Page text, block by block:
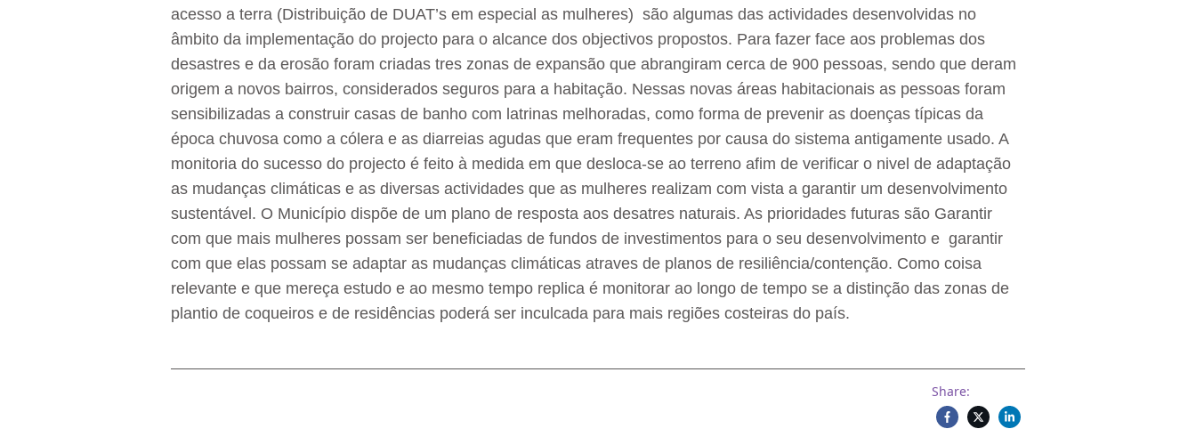
acesso a terra (Distribuição de DUAT’s em especial as mulheres) são algumas das actividades desenvolvidas no
âmbito da implementação do projecto para o alcance dos objectivos propostos. Para fazer face aos problemas dos
desastres e da erosão foram criadas tres zonas de expansão que abrangiram cerca de 900 pessoas, sendo que deram
origem a novos bairros, considerados seguros para a habitação. Nessas novas áreas habitacionais as pessoas foram
sensibilizadas a construir casas de banho com latrinas melhoradas, como forma de prevenir as doenças típicas da
época chuvosa como a cólera e as diarreias agudas que eram frequentes por causa do sistema antigamente usado. A
monitoria do sucesso do projecto é feito à medida em que desloca-se ao terreno afim de verificar o nivel de adaptação
as mudanças climáticas e as diversas actividades que as mulheres realizam com vista a garantir um desenvolvimento
sustentável. O Município dispõe de um plano de resposta aos desatres naturais. As prioridades futuras são Garantir
com que mais mulheres possam ser beneficiadas de fundos de investimentos para o seu desenvolvimento e garantir
com que elas possam se adaptar as mudanças climáticas atraves de planos de resiliência/contenção. Como coisa
relevante e que mereça estudo e ao mesmo tempo replica é monitorar ao longo de tempo se a distinção das zonas de
plantio de coqueiros e de residências poderá ser inculcada para mais regiões costeiras do país.
Share: